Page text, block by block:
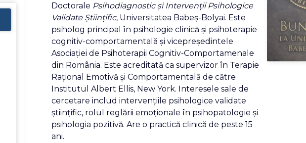
Doctorale Psihodiagnostic și Intervenții Psihologice
Validate Științific, Universitatea Babeș-Bolyai. Este
psiholog principal în psihologie clinică și psihoterapie
cognitiv-comportamentală și vicepreședintele
Asociației de Psihoterapii Cognitiv-Comportamenale
din România. Este acreditată ca supervizor în Terapie
Rațional Emotivă și Comportamentală de către
Institutul Albert Ellis, New York. Interesele sale de
cercetare includ intervențiile psihologice validate
științific, rolul reglării emoționale în psihopatologie și
psihologia pozitivă. Are o practică clinică de peste 15
ani.